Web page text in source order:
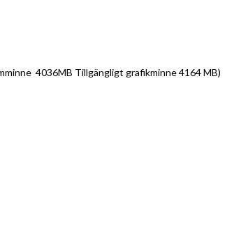
4036MB Tillgängligt grafikminne 4164 MB)